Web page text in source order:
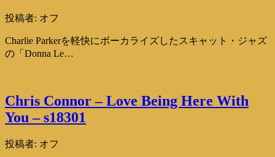
投稿者: オフ
Charlie Parkerを軽快にボーカライズしたスキャット・ジャズ
の「Donna Le…
Chris Connor – Love Being Here With
You – s18301
投稿者: オフ